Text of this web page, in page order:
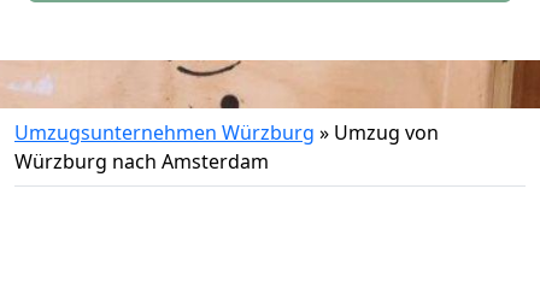
Umzugsunternehmen Würzburg » Umzug von
Würzburg nach Amsterdam